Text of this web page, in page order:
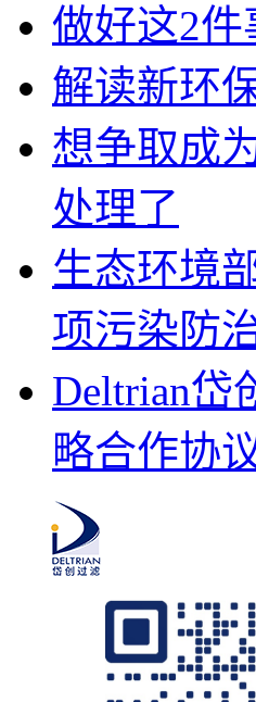
做好这2
解读新环
想争取成
处理了
生态环境
项污染防
Deltrian岱
略合作协